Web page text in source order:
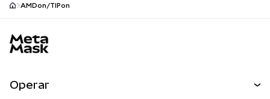
AMDon/TIPon
Operar